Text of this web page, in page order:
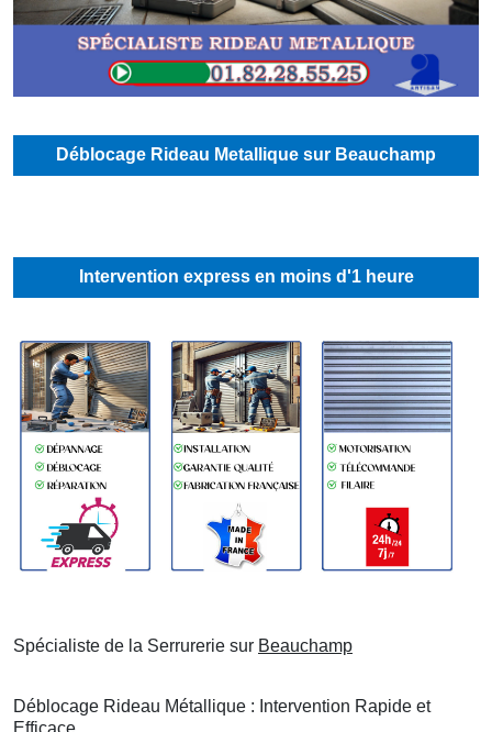
Déblocage Rideau Metallique sur Beauchamp
Intervention express en moins d'1 heure
Spécialiste de la Serrurerie sur Beauchamp
Déblocage Rideau Métallique : Intervention Rapide et